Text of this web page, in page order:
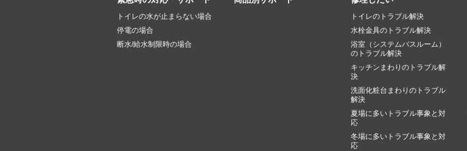
トイレの水が止まらない場合
停電の場合
断水/給水制限時の場合
トイレのトラブル解決
水栓金具のトラブル解決
浴室（システムバスルーム）
のトラブル解決
キッチンまわりのトラブル解
決
洗面化粧台まわりのトラブル
解決
夏場に多いトラブル事象と対
応
冬場に多いトラブル事象と対
応